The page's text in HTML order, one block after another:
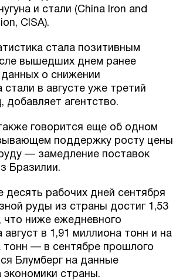
и стали (China Iron and
CISA).
стала позитивным
вышедших днем ранее
о снижении
стали в августе уже третий
добавляет агентство.
говорится еще об одном
поддержку росту цены
— замедление поставок
Бразилии.
десять рабочих дней сентября
руды из страны достиг 1,53
что ниже ежедневного
август в 1,91 миллиона тонн и на
тонн — в сентябре прошлого
Блумберг на данные
экономики страны.